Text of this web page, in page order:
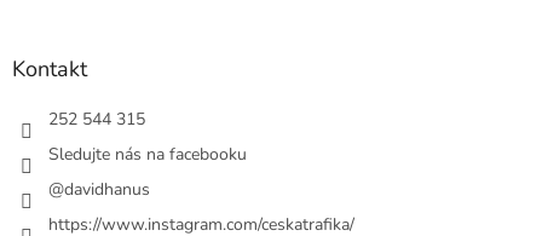
Kontakt
252 544 315
Sledujte nás na facebooku
@davidhanus
https://www.instagram.com/ceskatrafika/